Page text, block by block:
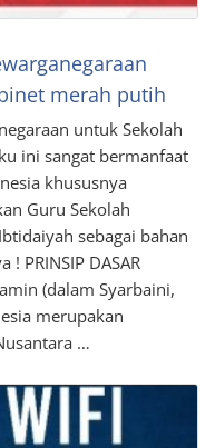
merah putih
untuk Sekolah
ini sangat bermanfaat
khususnya
Guru Sekolah
sebagai bahan
PRINSIP DASAR
(dalam Syarbaini,
merupakan
…